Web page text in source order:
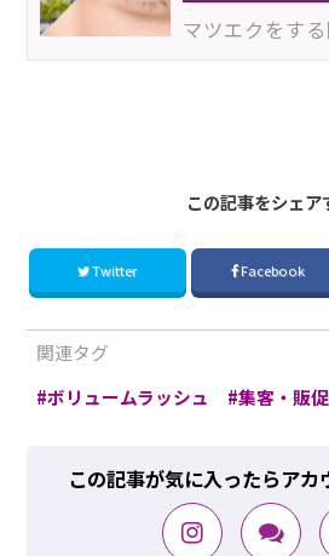
この記事をシェア
Twitter Facebook
関連タグ
ボリュームラッシュ
集客・販促
この記事が気に入ったらアカ